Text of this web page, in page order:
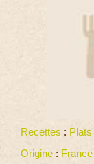
Recettes : Plats
Origine : France